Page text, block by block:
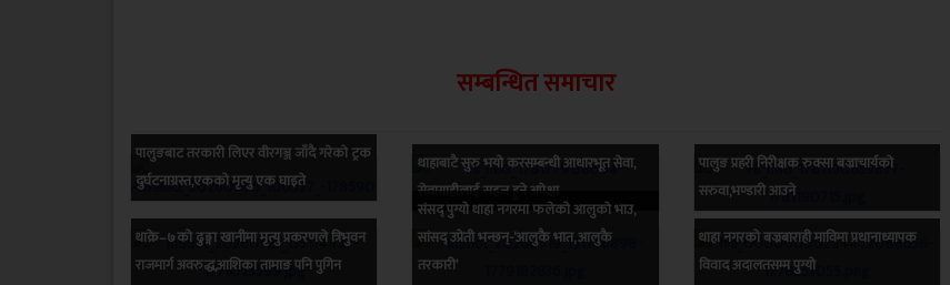
सम्बन्धित समाचार
पालुङबाट तरकारी लिएर वीरगञ्ज जाँदै गरेको ट्रक
दुर्घटनाग्रस्त,एकको मृत्यु एक घाइते
थाहाबाटै सुरु भयो करसम्बन्धी आधारभूत सेवा,
सेवाग्राहीलाई सहज हुने अपेक्षा
पालुङ प्रहरी निरीक्षक रुक्सा बज्राचार्यको
सरुवा,भण्डारी आउने
थाक्रे–७को ढुङ्गा खानीमा मृत्यु प्रकरणले त्रिभुवन
राजमार्ग अवरुद्ध,आशिका तामाङ पनि पुगिन
संसद् पुग्यो थाहा नगरमा फलेको आलुको भाउ,
सांसद् उप्रेती भन्छन्-‘आलुकै भात, आलुकै
तरकारी’
थाहा नगरको बज्रबाराही माविमा प्रधानाध्यापक
विवाद अदालतसम्म पुग्यो